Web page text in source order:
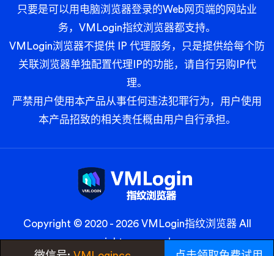
只要是可以用电脑浏览器登录的Web网页端的网站业
务，VMLogin指纹浏览器都支持。
VMLogin浏览器不提供 IP 代理服务，只是提供给每个防
关联浏览器单独配置代理IP的功能，请自行另购IP代
理。
严禁用户使用本产品从事任何违法犯罪行为，用户使用
本产品招致的相关责任概由用户自行承担。
Copyright © 2020 - 2026 VMLogin指纹浏览器All
rights reserved.